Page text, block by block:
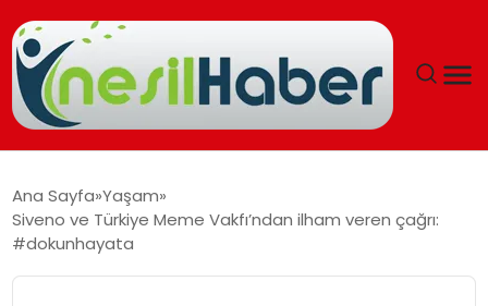
GÜNCEL
Ana Sayfa Yaşam
Siveno ve Türkiye Meme Vakfı’ndan ilham veren çağrı:
#dokunhayata